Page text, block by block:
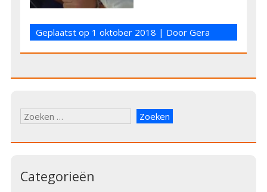
Geplaatst op 1 oktober 2018 | Door Gera
Zoeken
naar:
Categorieën